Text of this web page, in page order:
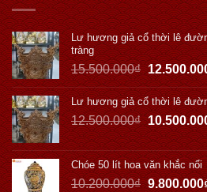
Lư hương giả cổ thời lê
tràng
15.500.000₫
Lư hương giả cổ thời lê
12.500.000₫
Chóe 50 lít hoa văn khắc nổi
10.200.000₫ 9.800.000